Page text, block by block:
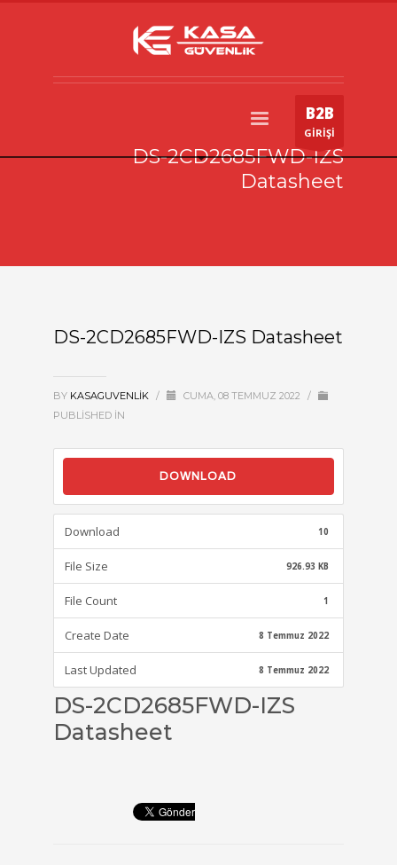
B2B
GİRİŞİ
DS-2CD2685FWD-IZS
Datasheet
DS-2CD2685FWD-IZS Datasheet
BY KASAGUVENLIK / CUMA, 08 TEMMUZ 2022
/
PUBLISHED IN
DOWNLOAD
Download 10
File Size 926.93 KB
File Count 1
Create Date 8 Temmuz 2022
Last Updated 8 Temmuz 2022
DS-2CD2685FWD-IZS
Datasheet